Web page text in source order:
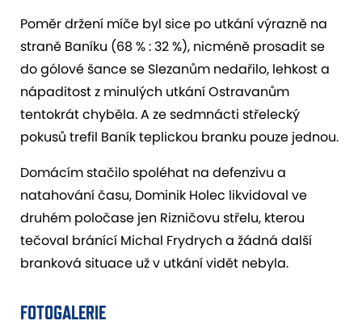
Poměr držení míče byl sice po utkání výrazně na
straně Baníku (68 % : 32 %), nicméně prosadit se
do gólové šance se Slezanům nedařilo, lehkost a
nápaditost z minulých utkání Ostravanům
tentokrát chyběla. A ze sedmnácti střelecký
pokusů trefil Baník teplickou branku pouze jednou.
Domácím stačilo spoléhat na defenzivu a
natahování času, Dominik Holec likvidoval ve
druhém poločase jen Rizničovu střelu, kterou
tečoval bránící Michal Frydrych a žádná další
branková situace už v utkání vidět nebyla.
FOTOGALERIE